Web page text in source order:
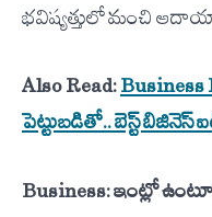
భవిష్యత్తులో మంచి
Also Read:Business
పెట్టుబడితో.. బెస్ట్
Business: ఇంట్లో